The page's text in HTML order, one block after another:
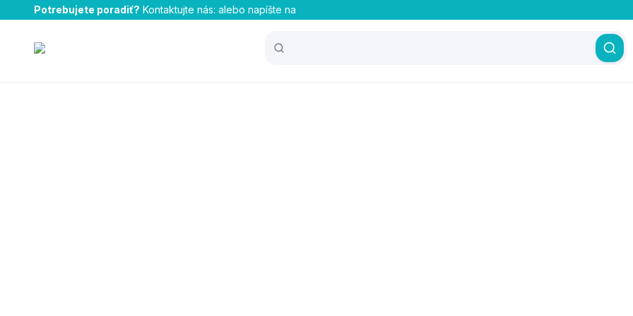
Potrebujete poradiť? Kontaktujte nás: alebo napíšte na